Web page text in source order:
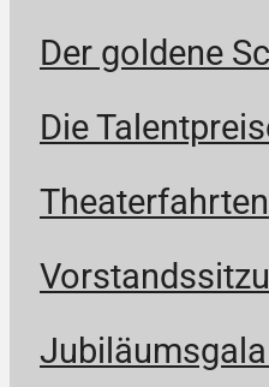
Der goldene
Die
Theaterfahrten